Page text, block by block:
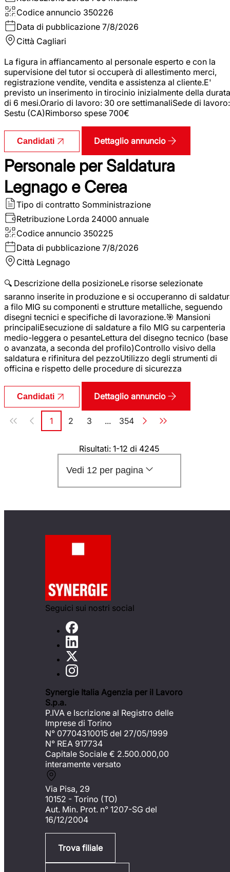
Codice annuncio 350226
Data di pubblicazione 7/8/2026
Città Cagliari
La figura in affiancamento al personale esperto e con la
supervisione del tutor si occuperà di allestimento merci,
registrazione vendite, vendita e assistenza al cliente.E'
previsto un inserimento in tirocinio inizialmente della durata
di 6 mesi.Orario di lavoro: 30 ore settimanaliSede di lavoro:
Sestu (CA)Rimborso spese 700€
Candidati Dettaglio annuncio
Personale per Saldatura
Legnago e Cerea
Tipo di contratto Somministrazione
Retribuzione Lorda 24000 annuale
Codice annuncio 350225
Data di pubblicazione 7/8/2026
Città Legnago
🔍 Descrizione della posizioneLe risorse selezionate
saranno inserite in produzione e si occuperanno di
a filo MIG su componenti e strutture metalliche, seguendo
disegni tecnici e specifiche di lavorazione.🎯 Mansioni
principaliEsecuzione di saldature a filo MIG su carpenteria
medio-leggera o pesanteLettura del disegno tecnico (base
o avanzata, a seconda del profilo)Controllo visivo della
saldatura e rifinitura del pezzoUtilizzo degli strumenti di
officina e rispetto delle procedure di sicurezza
Candidati Dettaglio annuncio
Paginazione
Pagina
1 Pagina
2 Pagina
3 ... Pagina
354
Risultati: 1-12 di 4245
Vedi 12 per pagina
Seguici sui nostri social
Synergie Italia Agenzia per il Lavoro
S.p.a.
P.IVA e Iscrizione al Registro delle
Imprese di Torino
N° 07704310015 del 27/05/1999
N° REA 917734
Capitale Sociale € 2.500.000,00
interamente versato
Via Pisa, 29
10152 - Torino (TO)
Aut. Min. Prot. n° 1207-SG del
16/12/2004
Trova filiale